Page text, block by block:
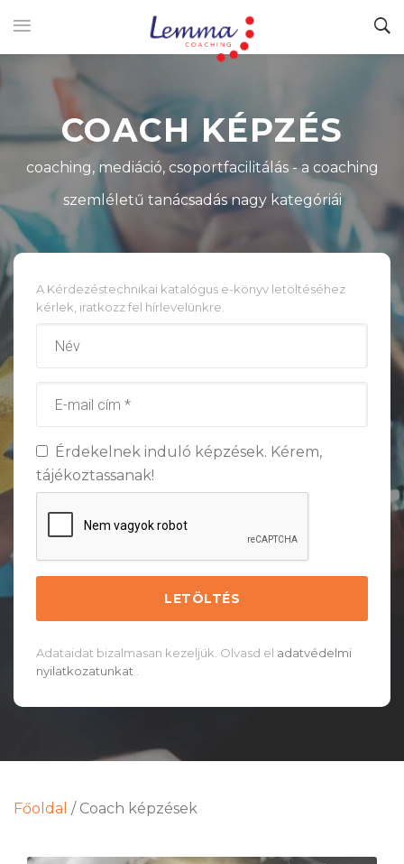
COACH KÉPZÉS
coaching, mediáció, csoportfacilitálás - a coaching
szemléletű tanácsadás nagy kategóriái
A Kérdezéstechnikai katalógus e-könyv letöltéséhez
kérlek, iratkozz fel hírlevelünkre.
Érdekelnek induló képzések. Kérem,
tájékoztassanak!
Adataidat bizalmasan kezeljük. Olvasd el adatvédelmi
nyilatkozatunkat
Főoldal / Coach képzések